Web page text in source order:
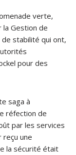
verte,
la Gestion de
de stabilité qui ont,
pour des
saga à
réfection de
par les services
reçu une
la sécurité était